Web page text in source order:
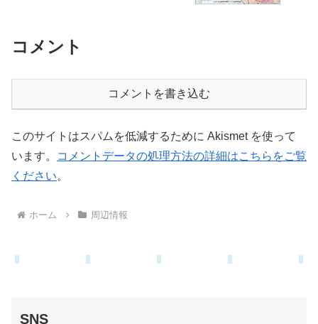
コメント
コメントを書き込む
このサイトはスパムを低減するために Akismet を使って
います。
コメントデータの処理方法の詳細はこちらをご覧
ください。
ホーム 周辺情報
SNS